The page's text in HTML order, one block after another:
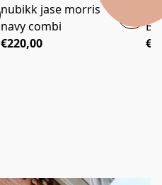
nubikk jase morris
navy combi
€220,00